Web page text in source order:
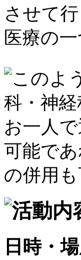
させて
医療の一
日時・